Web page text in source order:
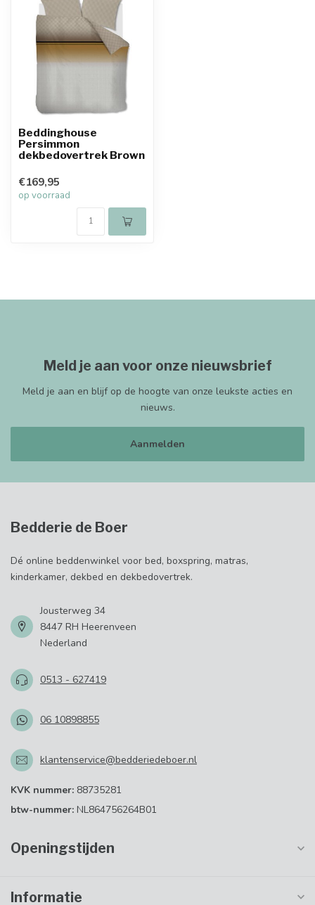
Beddinghouse
Persimmon
dekbedovertrek Brown
€169,95
op voorraad
Meld je aan voor onze nieuwsbrief
Meld je aan en blijf op de hoogte van onze leukste acties en
nieuws.
Aanmelden
Bedderie de Boer
Dé online beddenwinkel voor bed, boxspring, matras,
kinderkamer, dekbed en dekbedovertrek.
Jousterweg 34
8447 RH Heerenveen
Nederland
0513 - 627419
06 10898855
klantenservice@bedderiedeboer.nl
KVK nummer: 88735281
btw-nummer: NL864756264B01
Openingstijden
Informatie